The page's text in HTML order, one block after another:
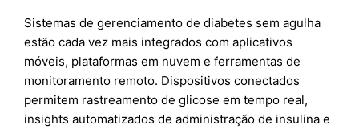
Sistemas de gerenciamento de diabetes sem agulha
estão cada vez mais integrados com aplicativos
móveis, plataformas em nuvem e ferramentas de
monitoramento remoto. Dispositivos conectados
permitem rastreamento de glicose em tempo real,
insights automatizados de administração de insulina e